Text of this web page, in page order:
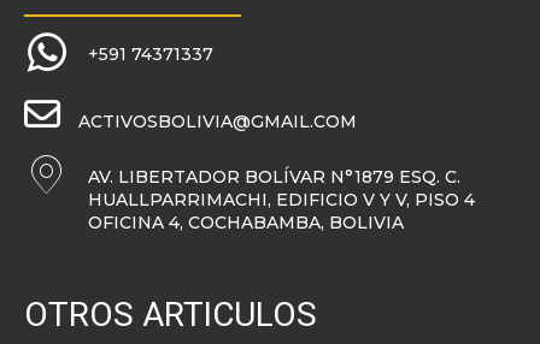
+591 74371337
ACTIVOSBOLIVIA@GMAIL.COM
AV. LIBERTADOR BOLÍVAR N°1879 ESQ. C.
HUALLPARRIMACHI, EDIFICIO V Y V, PISO 4
OFICINA 4, COCHABAMBA, BOLIVIA
OTROS ARTICULOS